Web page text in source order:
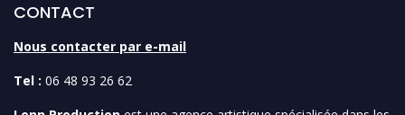
CONTACT
Nous contacter par e-mail
Tel : 06 48 93 26 62